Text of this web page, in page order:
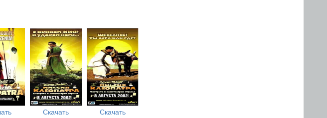
Скачать Скачать